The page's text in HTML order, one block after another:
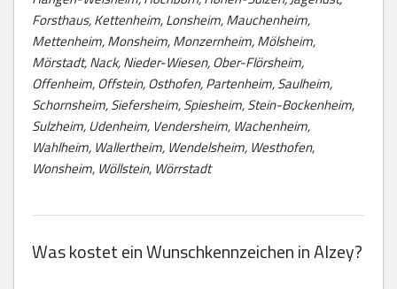
Forsthaus, Kettenheim, Lonsheim, Mauchenheim,
Mettenheim, Monsheim, Monzernheim, Mölsheim,
Mörstadt, Nack, Nieder-Wiesen, Ober-Flörsheim,
Offenheim, Offstein, Osthofen, Partenheim, Saulheim,
Schornsheim, Siefersheim, Spiesheim, Stein-Bockenheim,
Sulzheim, Udenheim, Vendersheim, Wachenheim,
Wahlheim, Wallertheim, Wendelsheim, Westhofen,
Wonsheim, Wöllstein, Wörrstadt
Was kostet ein Wunschkennzeichen in Alzey?